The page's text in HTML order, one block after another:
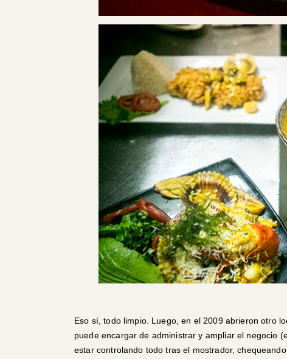
Eso sí, todo limpio. Luego, en el 2009 abrieron otro
puede encargar de administrar y ampliar el negocio
estar controlando todo tras el mostrador,